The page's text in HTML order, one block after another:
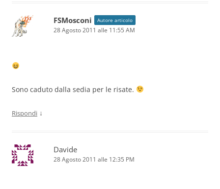
FSMosconi Autore articolo
28 Agosto 2011 alle 11:55 AM
Sono caduto dalla sedia per le risate.
Rispondi ↓
Davide
28 Agosto 2011 alle 12:35 PM